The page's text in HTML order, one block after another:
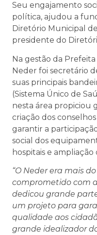
Seu engajamento
política, ajudou a
Diretório Municipal
presidente do
Na gestão da
Neder foi secretário
suas principais
(Sistema Único de
nesta área propiciou
criação dos
garantir a
social dos
hospitais e ampliação
“O Neder era mais
comprometido com
dedicou grande
um projeto para
qualidade aos
grande idealizador